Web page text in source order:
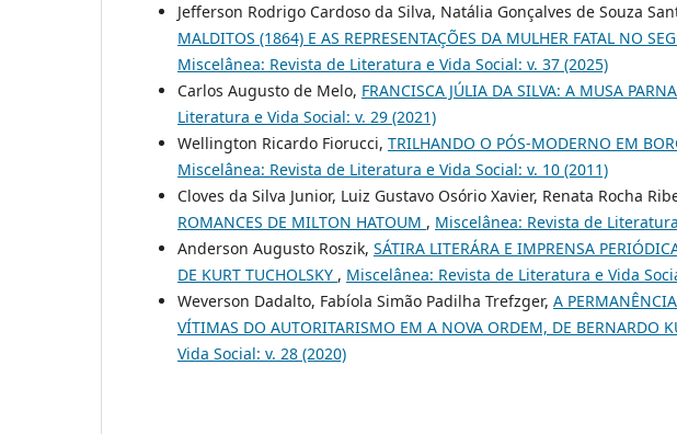
Jefferson Rodrigo Cardoso da Silva, Natália Gonçalves de Souza
MALDITOS (1864) E AS REPRESENTAÇÕES DA MULHER FATAL NO
Miscelânea: Revista de Literatura e Vida Social: v. 37 (2025)
Carlos Augusto de Melo, FRANCISCA JÚLIA DA SILVA: A MUSA
Literatura e Vida Social: v. 29 (2021)
Wellington Ricardo Fiorucci, TRILHANDO O PÓS-MODERNO EM
Miscelânea: Revista de Literatura e Vida Social: v. 10 (2011)
Cloves da Silva Junior, Luiz Gustavo Osório Xavier, Renata Rocha
ROMANCES DE MILTON HATOUM , Miscelânea: Revista de
Anderson Augusto Roszik, SÁTIRA LITERÁRA E IMPRENSA
DE KURT TUCHOLSKY , Miscelânea: Revista de Literatura e Vida
Weverson Dadalto, Fabíola Simão Padilha Trefzger, A
VÍTIMAS DO AUTORITARISMO EM A NOVA ORDEM, DE BERNARDO
Vida Social: v. 28 (2020)